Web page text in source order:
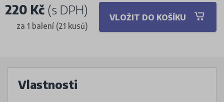
220 Kč (s DPH)
za 1 balení (21 kusů)
VLOŽIT DO KOŠÍKU
Vlastnosti